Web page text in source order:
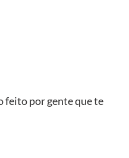
por gente que te